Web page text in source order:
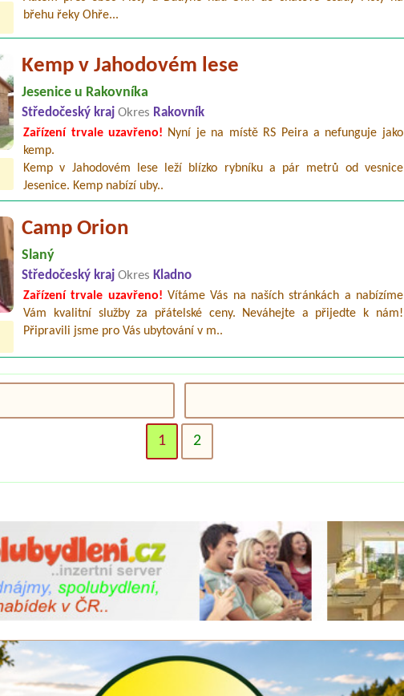
břehu řeky Ohře...
Kemp v Jahodovém lese
Jesenice u Rakovníka
Středočeský krajOkres Rakovník
Zařízení trvale uzavřeno! Nyní je na místě RS Peira a nefunguje jako
kemp.
Kemp v Jahodovém lese leží blízko rybníku a pár metrů od vesnice
Jesenice. Kemp nabízí uby..
Camp Orion
Slaný
Středočeský krajOkres Kladno
Zařízení trvale uzavřeno! Vítáme Vás na naších stránkách a nabízíme
Vám kvalitní služby za přátelské ceny. Neváhejte a přijedte k nám!
Připravili jsme pro Vás ubytování v m..
1 2